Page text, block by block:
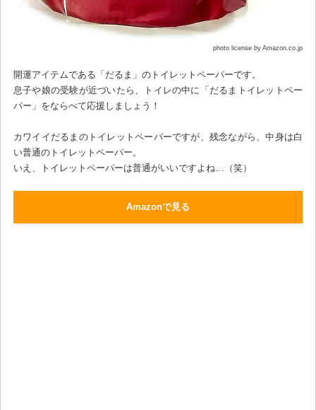
photo license by Amazon.co.jp
開運アイテムである「だるま」のトイレットペーパーです。
息子や娘の受験が近づいたら、トイレの中に「だるまトイレットペー
パー」をならべて応援しましょう！
カワイイだるまのトイレットペーパーですが、残念ながら、中身は白
い普通のトイレットペーパー。
いえ、トイレットペーパーは普通がいいですよね…（笑）
Amazonで見る